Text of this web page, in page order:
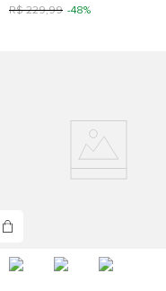
R$ 229,99 -48%